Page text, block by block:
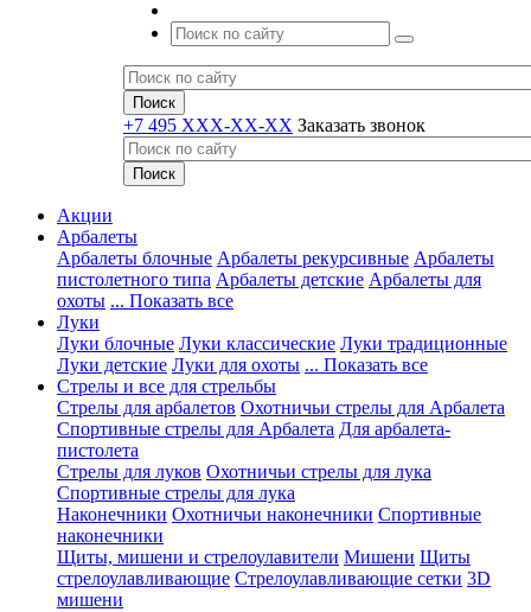
+7 495 XXX-XX-XX Заказать звонок
Акции
Арбалеты
Арбалеты блочные Арбалеты рекурсивные Арбалеты
пистолетного типа Арбалеты детские Арбалеты для
охоты ... Показать все
Луки
Луки блочные Луки классические Луки традиционные
Луки детские Луки для охоты ... Показать все
Стрелы и все для стрельбы
Стрелы для арбалетов Охотничьи стрелы для Арбалета
Спортивные стрелы для Арбалета Для арбалета-
пистолета
Стрелы для луков Охотничьи стрелы для лука
Спортивные стрелы для лука
Наконечники Охотничьи наконечники Спортивные
наконечники
Щиты, мишени и стрелоулавители Мишени Щиты
стрелоулавливающие Стрелоулавливающие сетки 3D
мишени